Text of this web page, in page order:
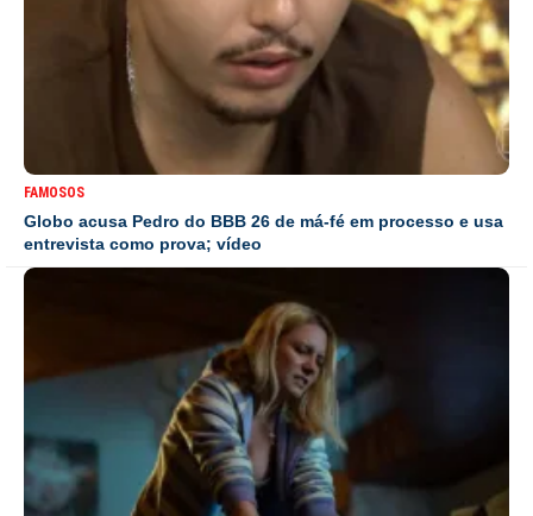
FAMOSOS
Globo acusa Pedro do BBB 26 de má-fé em processo e usa
entrevista como prova; vídeo